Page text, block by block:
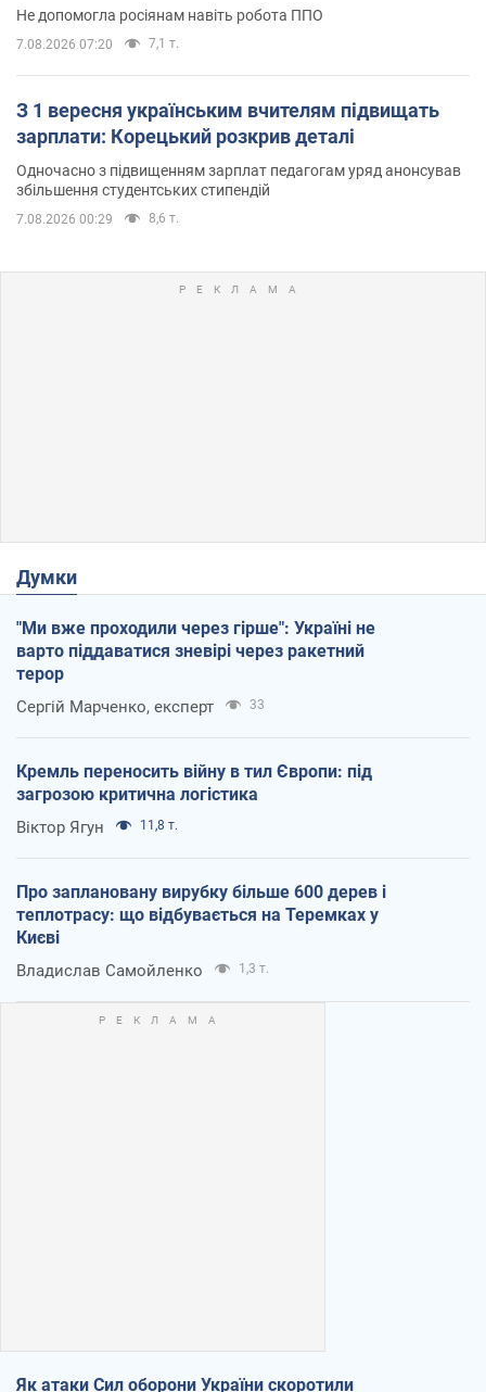
Не допомогла росіянам навіть робота ППО
7.08.2026 07:20 7,1 т.
З 1 вересня українським вчителям підвищать
зарплати: Корецький розкрив деталі
Одночасно з підвищенням зарплат педагогам уряд анонсував
збільшення студентських стипендій
7.08.2026 00:29 8,6 т.
Думки
"Ми вже проходили через гірше": Україні не
варто піддаватися зневірі через ракетний
терор
Сергій Марченко, експерт 33
Кремль переносить війну в тил Європи: під
загрозою критична логістика
Віктор Ягун 11,8 т.
Про заплановану вирубку більше 600 дерев і
теплотрасу: що відбувається на Теремках у
Києві
Владислав Самойленко 1,3 т.
Як атаки Сил оборони України скоротили